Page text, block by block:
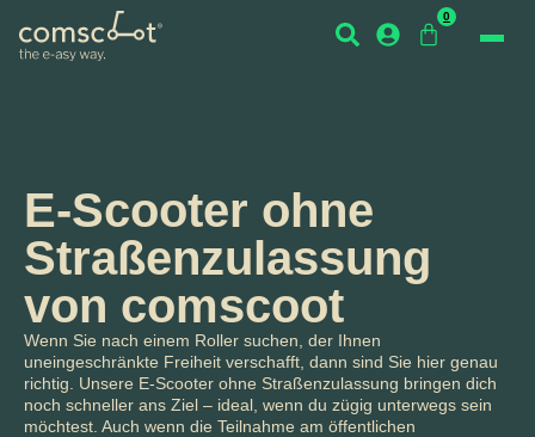
0
E-Scooter ohne
Straßenzulassung
von comscoot
Wenn Sie nach einem Roller suchen, der Ihnen
uneingeschränkte Freiheit verschafft, dann sind Sie hier genau
richtig. Unsere E-Scooter ohne Straßenzulassung bringen dich
noch schneller ans Ziel – ideal, wenn du zügig unterwegs sein
möchtest. Auch wenn die Teilnahme am öffentlichen